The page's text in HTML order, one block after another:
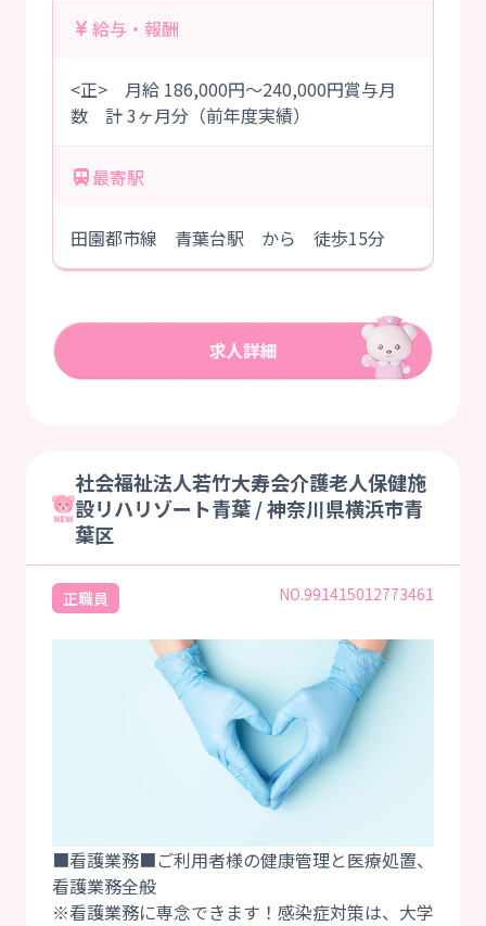
給与・報酬
<正> 月給 186,000円～240,000円賞与月
数 計 3ヶ月分（前年度実績）
最寄駅
田園都市線 青葉台駅 から 徒歩15分
社会福祉法人若竹大寿会介護老人保健施
設リハリゾート青葉 / 神奈川県横浜市青
葉区
正職員 NO.991415012773461
■看護業務■ご利用者様の健康管理と医療処置、
看護業務全般
※看護業務に専念できます！感染症対策は、大学